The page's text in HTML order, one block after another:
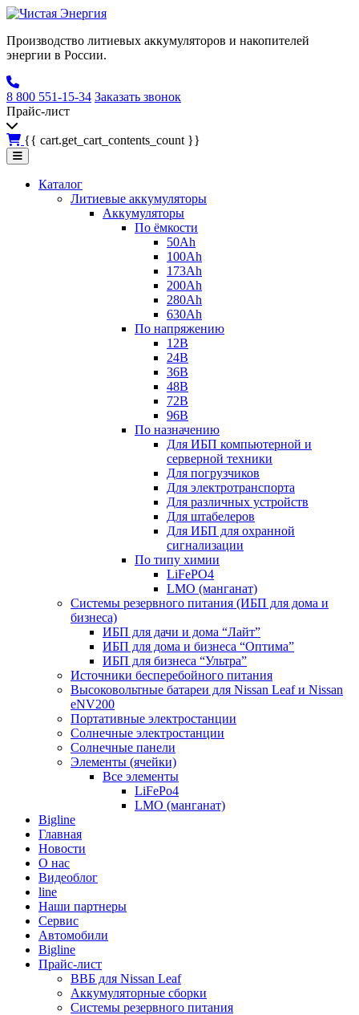
Производство литиевых аккумуляторов и накопителей
энергии в России.
8 800 551-15-34 Заказать звонок
Прайс-лист
{{ cart.get_cart_contents_count }}
Каталог
Литиевые аккумуляторы
Аккумуляторы
По ёмкости
50Ah
100Ah
173Ah
200Ah
280Ah
630Ah
По напряжению
12В
24В
36В
48В
72В
96В
По назначению
Для ИБП компьютерной и
серверной техники
Для погрузчиков
Для электротранспорта
Для различных устройств
Для штабелеров
Для ИБП для охранной
сигнализации
По типу химии
LiFePO4
LMO (манганат)
Системы резервного питания (ИБП для дома и
бизнеса)
ИБП для дачи и дома “Лайт”
ИБП для дома и бизнеса “Оптима”
ИБП для бизнеса “Ультра”
Источники бесперебойного питания
Высоковольтные батареи для Nissan Leaf и Nissan
eNV200
Портативные электростанции
Солнечные электростанции
Солнечные панели
Элементы (ячейки)
Все элементы
LiFePo4
LMO (манганат)
Bigline
Главная
Новости
О нас
Видеоблог
line
Наши партнеры
Сервис
Автомобили
Bigline
Прайс-лист
ВВБ для Nissan Leaf
Аккумуляторные сборки
Системы резервного питания